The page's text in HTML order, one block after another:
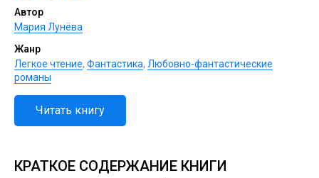
Автор
Мария Лунёва
Жанр
Легкое чтение, Фантастика, Любовно-фантастические
романы
Читать книгу
КРАТКОЕ СОДЕРЖАНИЕ КНИГИ